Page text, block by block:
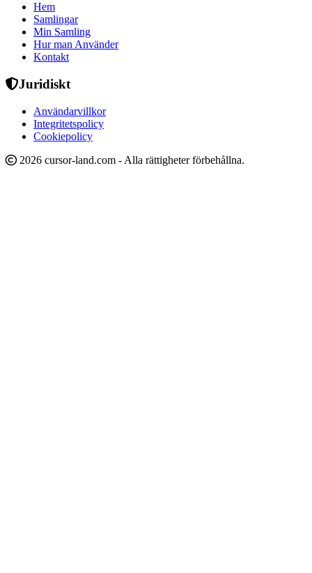
Hem
Samlingar
Min Samling
Hur man Använder
Kontakt
Juridiskt
Användarvillkor
Integritetspolicy
Cookiepolicy
2026 cursor-land.com - Alla rättigheter förbehållna.